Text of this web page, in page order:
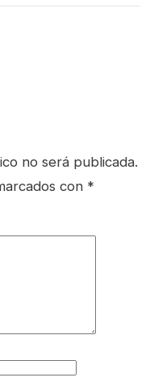
no será publicada.
con *